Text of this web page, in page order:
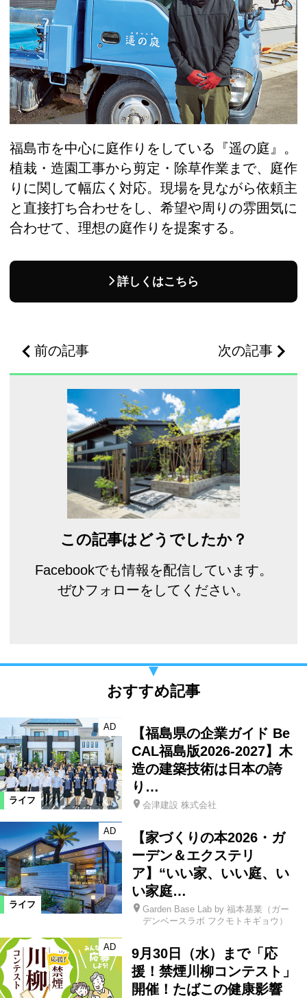
福島市を中心に庭作りをしている『遥の庭』。
植栽・造園工事から剪定・除草作業まで、庭作
りに関して幅広く対応。現場を見ながら依頼主
と直接打ち合わせをし、希望や周りの雰囲気に
合わせて、理想の庭作りを提案する。
詳しくはこちら
前の記事 次の記事
この記事はどうでしたか？
Facebookでも情報を配信しています。
ぜひフォローをしてください。
おすすめ記事
ライフ
AD
【福島県の企業ガイド Be
CAL福島版2026-2027】木
造の建築技術は日本の誇
り…
会津建設 株式会社
ライフ
AD
【家づくりの本2026・ガ
ーデン＆エクステリ
ア】“いい家、いい庭、い
い家庭…
Garden Base Lab by 福本基業（ガー
デンベースラボ フクモトキギョウ）
AD
9月30日（水）まで「応
援！禁煙川柳コンテスト」
開催！たばこの健康影響